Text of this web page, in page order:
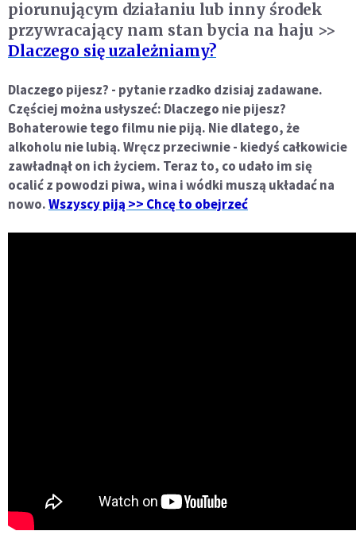
piorunującym działaniu lub inny środek
przywracający nam stan bycia na haju >>
Dlaczego się uzależniamy?
Dlaczego pijesz? - pytanie rzadko dzisiaj zadawane.
Częściej można usłyszeć: Dlaczego nie pijesz?
Bohaterowie tego filmu nie piją. Nie dlatego, że
alkoholu nie lubią. Wręcz przeciwnie - kiedyś całkowicie
zawładnął on ich życiem. Teraz to, co udało im się
ocalić z powodzi piwa, wina i wódki muszą układać na
nowo.Wszyscy piją >> Chcę to obejrzeć